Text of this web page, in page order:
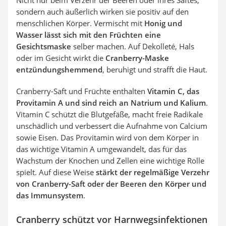
sondern auch äußerlich wirken sie positiv auf den
menschlichen Körper. Vermischt mit Honig und
Wasser lässt sich mit den Früchten eine
Gesichtsmaske selber machen. Auf Dekolleté, Hals
oder im Gesicht wirkt die Cranberry-Maske
entzündungshemmend, beruhigt und strafft die Haut.
Cranberry-Saft und Früchte enthalten Vitamin C, das
Provitamin A und sind reich an Natrium und Kalium.
Vitamin C schützt die Blutgefäße, macht freie Radikale
unschädlich und verbessert die Aufnahme von Calcium
sowie Eisen. Das Provitamin wird von dem Körper in
das wichtige Vitamin A umgewandelt, das für das
Wachstum der Knochen und Zellen eine wichtige Rolle
spielt. Auf diese Weise stärkt der regelmäßige Verzehr
von Cranberry-Saft oder der Beeren den Körper und
das Immunsystem.
Cranberry schützt vor Harnwegsinfektionen